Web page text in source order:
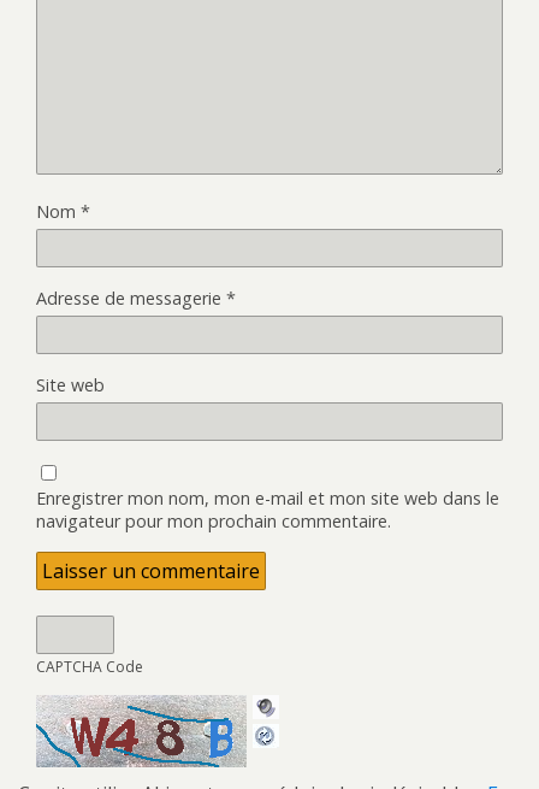
Nom *
Adresse de messagerie *
Site web
Enregistrer mon nom, mon e-mail et mon site web dans le
navigateur pour mon prochain commentaire.
CAPTCHA Code